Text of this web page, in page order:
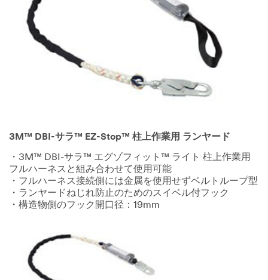
3M™ DBI-サラ™ EZ-Stop™ 柱上作業用 ランヤード
・3M™ DBI-サラ™ エグゾフィット™ ライト 柱上作業用
フルハーネスと組み合わせて使用可能
・フルハーネス接続側には金属を使用せずベルトループ型
・ランヤードねじれ防止のためのスイベル付フック
・構造物側のフック開口径：19mm